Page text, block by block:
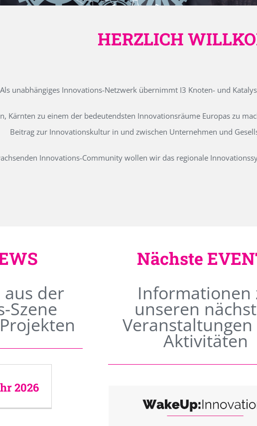
HERZLICH
Als unabhängiges Innovations-Netzwerk übernimmt I3 Knoten- und
Kärnten zu einem der bedeutendsten Innovationsräume Europas zu
Beitrag zur Innovationskultur in und zwischen Unternehmen und
Innovations-Community wollen wir das regionale
der
Szene
2026
Nächste
Informationen
unseren
Aktivitäten